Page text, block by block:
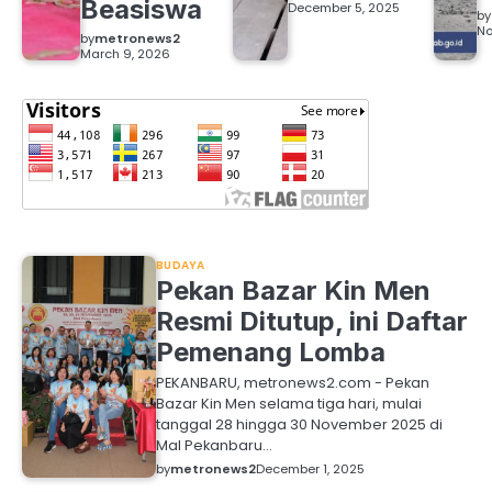
Beasiswa
bymetronews2
March 9, 2026
December 5, 2025
by
BUDAYA
Pekan Bazar Kin Men
Resmi Ditutup, ini Daftar
Pemenang Lomba
PEKANBARU, metronews2.com - Pekan
Bazar Kin Men selama tiga hari, mulai
tanggal 28 hingga 30 November 2025 di
Mal Pekanbaru…
bymetronews2December 1, 2025